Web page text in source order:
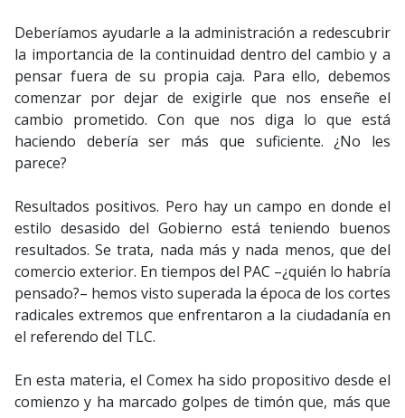
Deberíamos ayudarle a la administración a redescubrir
la importancia de la continuidad dentro del cambio y a
pensar fuera de su propia caja. Para ello, debemos
comenzar por dejar de exigirle que nos enseñe el
cambio prometido. Con que nos diga lo que está
haciendo debería ser más que suficiente. ¿No les
parece?
Resultados positivos. Pero hay un campo en donde el
estilo desasido del Gobierno está teniendo buenos
resultados. Se trata, nada más y nada menos, que del
comercio exterior. En tiempos del PAC –¿quién lo habría
pensado?– hemos visto superada la época de los cortes
radicales extremos que enfrentaron a la ciudadanía en
el referendo del TLC.
En esta materia, el Comex ha sido propositivo desde el
comienzo y ha marcado golpes de timón que, más que